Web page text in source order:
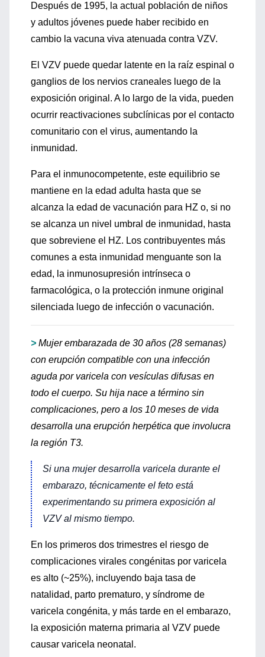
Después de 1995, la actual población de niños
y adultos jóvenes puede haber recibido en
cambio la vacuna viva atenuada contra VZV.
El VZV puede quedar latente en la raíz espinal o
ganglios de los nervios craneales luego de la
exposición original. A lo largo de la vida, pueden
ocurrir reactivaciones subclínicas por el contacto
comunitario con el virus, aumentando la
inmunidad.
Para el inmunocompetente, este equilibrio se
mantiene en la edad adulta hasta que se
alcanza la edad de vacunación para HZ o, si no
se alcanza un nivel umbral de inmunidad, hasta
que sobreviene el HZ. Los contribuyentes más
comunes a esta inmunidad menguante son la
edad, la inmunosupresión intrínseca o
farmacológica, o la protección inmune original
silenciada luego de infección o vacunación.
> Mujer embarazada de 30 años (28 semanas)
con erupción compatible con una infección
aguda por varicela con vesículas difusas en
todo el cuerpo. Su hija nace a término sin
complicaciones, pero a los 10 meses de vida
desarrolla una erupción herpética que involucra
la región T3.
Si una mujer desarrolla varicela durante el
embarazo, técnicamente el feto está
experimentando su primera exposición al
VZV al mismo tiempo.
En los primeros dos trimestres el riesgo de
complicaciones virales congénitas por varicela
es alto (~25%), incluyendo baja tasa de
natalidad, parto prematuro, y síndrome de
varicela congénita, y más tarde en el embarazo,
la exposición materna primaria al VZV puede
causar varicela neonatal.